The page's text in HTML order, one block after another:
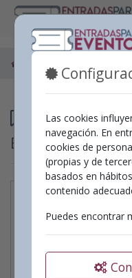
Las cookies
navegación. En
cookies de
(propias y de
basados en
contenido
Puedes encontrar
Espectáculos